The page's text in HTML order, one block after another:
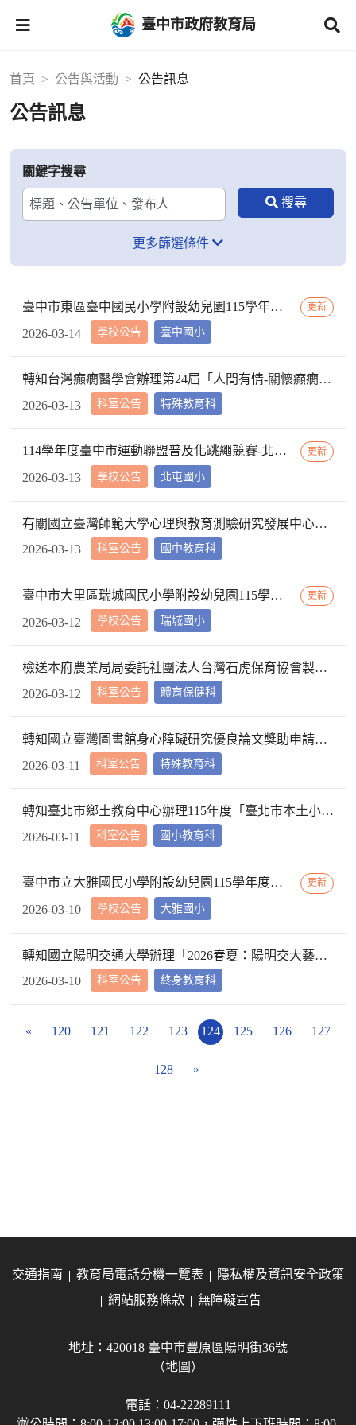
臺中市政府教育局
首頁 公告與活動 公告訊息
公告訊息
關鍵字搜尋
更多篩選條件
學校公告
臺中市東區臺中國民小學附設幼兒園115學年度第一階段招生結果與報到名冊 更新
臺中國小
2026-03-14
科室公告
轉知台灣癲癇醫學會辦理第24屆「人間有情-關懷癲癇徵文比賽」活動報名資訊，請查照。
特殊教育科
2026-03-13
學校公告
114學年度臺中市運動聯盟普及化跳繩競賽-北屯區區域複賽成績公告 更新
北屯國小
2026-03-13
科室公告
有關國立臺灣師範大學心理與教育測驗研究發展中心辦理「素養導向課室評量資源建置暨推廣計畫」協作申請相關資訊，詳如說明，請查照。
國中教育科
2026-03-13
學校公告
臺中市大里區瑞城國民小學附設幼兒園115學年度招生簡章 更新
瑞城國小
2026-03-12
科室公告
檢送本府農業局局委託社團法人台灣石虎保育協會製作之「臺中石虎在哪裡」手冊及摺頁電子檔各1份，請查照。
體育保健科
2026-03-12
科室公告
轉知國⽴臺灣圖書館⾝⼼障礙研究優良論⽂獎助申請資訊，請查照。
特殊教育科
2026-03-11
科室公告
轉知臺北市鄉土教育中心辦理115年度「臺北市本土小學堂」教學活動教案甄選計畫1份，請本市國小教師、代理教師、教學支援工作人員、實習教師及公私立大專院校學生踴躍參加，請查照。
國小教育科
2026-03-11
學校公告
臺中市立大雅國民小學附設幼兒園115學年度招生簡章公告 更新
大雅國小
2026-03-10
科室公告
轉知國立陽明交通大學辦理「2026春夏：陽明交大藝術季」，請查照。
終身教育科
2026-03-10
« 120 121 122 123 124 125 126 127
128 »
交通指南 教育局電話分機一覽表
隱私權及資訊安全政策
網站服務條款
無障礙宣告
地址：420018 臺中市豐原區陽明街36號
（地圖）
電話：04-22289111